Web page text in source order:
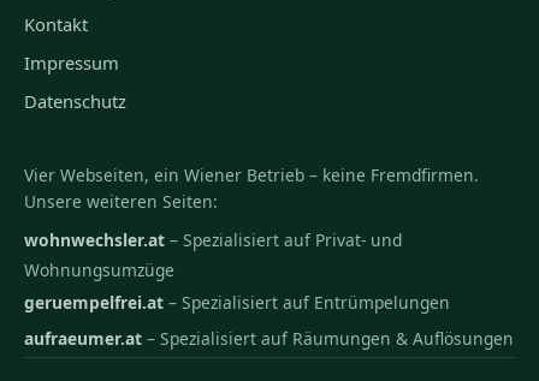
Kontakt
Impressum
Datenschutz
Vier Webseiten, ein Wiener Betrieb – keine Fremdfirmen.
Unsere weiteren Seiten:
wohnwechsler.at – Spezialisiert auf Privat- und
Wohnungsumzüge
geruempelfrei.at – Spezialisiert auf Entrümpelungen
aufraeumer.at – Spezialisiert auf Räumungen & Auflösungen